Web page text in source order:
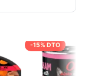
-15% DTO